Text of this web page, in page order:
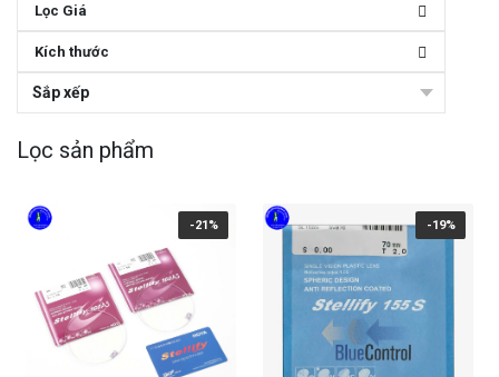
Lọc Giá
Kích thước
Sắp xếp
Lọc sản phẩm
-21% -19%